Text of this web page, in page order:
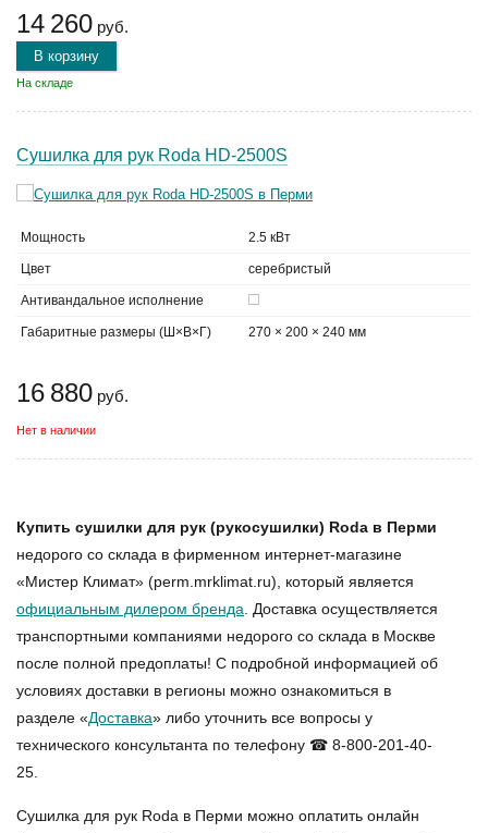
14 260 руб.
В корзину
На складе
Сушилка для рук Roda HD-2500S
Мощность 2.5 кВт
Цвет серебристый
Антивандальное исполнение
Габаритные размеры (Ш×В×Г) 270 × 200 × 240 мм
16 880 руб.
Нет в наличии
Купить сушилки для рук (рукосушилки) Roda в Перми
недорого со склада в фирменном интернет-магазине
«Мистер Климат» (perm.mrklimat.ru), который является
официальным дилером бренда . Доставка осуществляется
транспортными компаниями недорого со склада в Москве
после полной предоплаты! С подробной информацией об
условиях доставки в регионы можно ознакомиться в
разделе «Доставка» либо уточнить все вопросы у
технического консультанта по телефону ☎ 8-800-201-40-
25.
Сушилка для рук Roda в Перми можно оплатить онлайн